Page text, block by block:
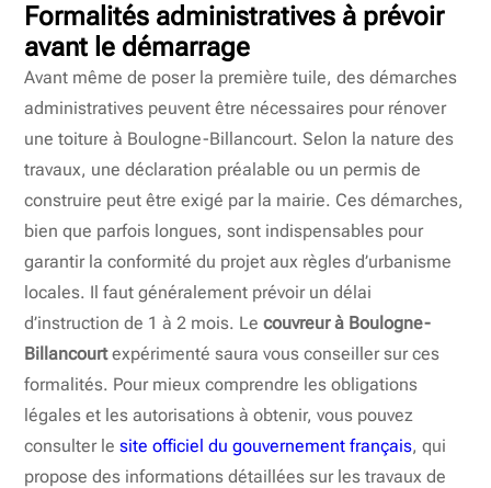
Formalités administratives à prévoir
avant le démarrage
Avant même de poser la première tuile, des démarches
administratives peuvent être nécessaires pour rénover
une toiture à Boulogne-Billancourt. Selon la nature des
travaux, une déclaration préalable ou un permis de
construire peut être exigé par la mairie. Ces démarches,
bien que parfois longues, sont indispensables pour
garantir la conformité du projet aux règles d’urbanisme
locales. Il faut généralement prévoir un délai
d’instruction de 1 à 2 mois. Lecouvreur à Boulogne-
Billancourtexpérimenté saura vous conseiller sur ces
formalités. Pour mieux comprendre les obligations
légales et les autorisations à obtenir, vous pouvez
consulter lesite officiel du gouvernement français, qui
propose des informations détaillées sur les travaux de